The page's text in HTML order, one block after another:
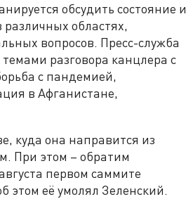
обсудить состояние и
различных областях,
вопросов. Пресс-служба
разговора канцлера с
с пандемией,
в Афганистане,
куда она направится из
При этом – обратим
первом саммите
этом её умолял Зеленский.